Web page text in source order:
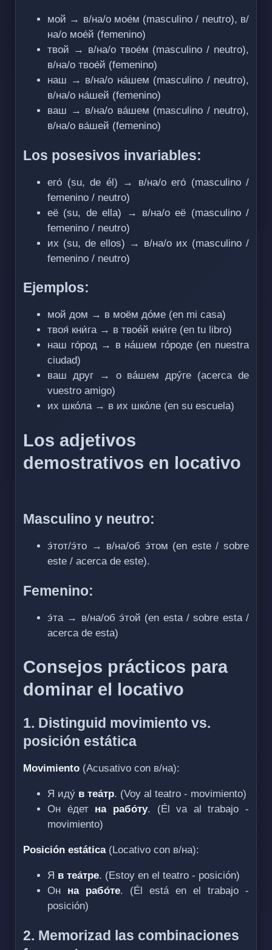
мой → в/на/о мое́м (masculino / neutro), в/
на/о мое́й (femenino)
твой → в/на/о твое́м (masculino / neutro),
в/на/о твое́й (femenino)
наш → в/на/о на́шем (masculino / neutro),
в/на/о на́шей (femenino)
ваш → в/на/о ва́шем (masculino / neutro),
в/на/о ва́шей (femenino)
Los posesivos invariables:
его́ (su, de él) → в/на/о его́ (masculino /
femenino / neutro)
её (su, de ella) → в/на/о её (masculino /
femenino / neutro)
их (su, de ellos) → в/на/о их (masculino /
femenino / neutro)
Ejemplos:
мой дом → в моём дóме (en mi casa)
твоя́ кни́га → в твоéй кни́ге (en tu libro)
наш го́род → в нáшем гóроде (en nuestra
ciudad)
ваш друг → о вáшем дрýге (acerca de
vuestro amigo)
их шкóла → в их шкóле (en su escuela)
Los adjetivos
demostrativos en locativo
Masculino y neutro:
э́тот/э́то → в/на/об э́том (en este / sobre
este / acerca de este).
Femenino:
э́та → в/на/об э́той (en esta / sobre esta /
acerca de esta)
Consejos prácticos para
dominar el locativo
1. Distinguid movimiento vs.
posición estática
Movimiento (Acusativo con в/на):
Я иду́ в теа́тр. (Voy al teatro - movimiento)
Он е́дет на рабо́ту. (Él va al trabajo -
movimiento)
Posición estática(Locativo con в/на):
Я в теа́тре. (Estoy en el teatro - posición)
Он на рабо́те. (Él está en el trabajo -
posición)
2. Memorizad las combinaciones